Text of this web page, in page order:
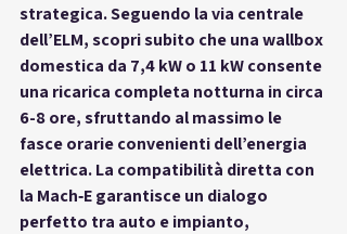
strategica. Seguendo la via centrale
dell’ELM, scopri subito che una wallbox
domestica da 7,4 kW o 11 kW consente
una ricarica completa notturna in circa
6-8 ore, sfruttando al massimo le
fasce orarie convenienti dell’energia
elettrica. La compatibilità diretta con
la Mach‑E garantisce un dialogo
perfetto tra auto e impianto,